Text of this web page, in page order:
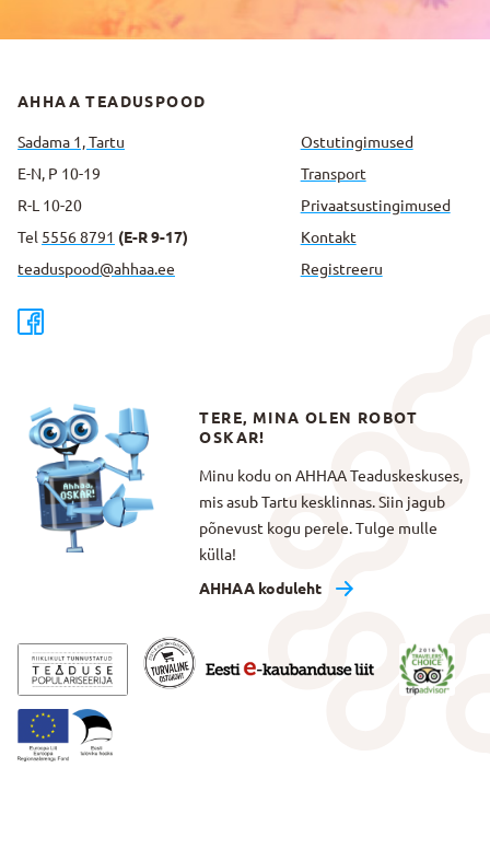
AHHAA TEADUSPOOD
Sadama 1, Tartu
E-N, P 10-19
R-L 10-20
Tel 5556 8791 (E-R 9-17)
teaduspood@ahhaa.ee
Ostutingimused
Transport
Privaatsus­tingimused
Kontakt
Registreeru
TERE, MINA OLEN ROBOT
OSKAR!
Minu kodu on AHHAA Teaduskeskuses,
mis asub Tartu kesklinnas. Siin jagub
põnevust kogu perele. Tulge mulle
külla!
AHHAA koduleht